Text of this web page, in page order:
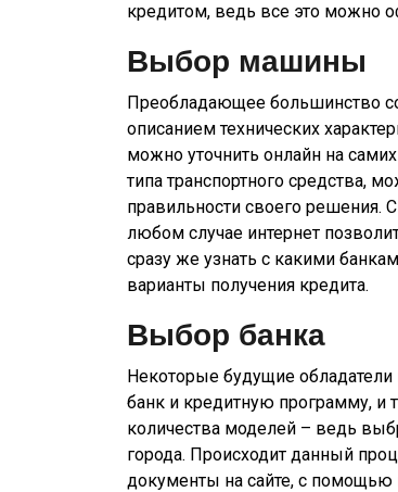
кредитом, ведь все это можно
Выбор машины
Преобладающее большинство
описанием технических
можно уточнить онлайн на
типа транспортного средства,
правильности своего решения.
любом случае интернет
сразу же узнать с какими
варианты получения кредита.
Выбор банка
Некоторые будущие
банк и кредитную программу, и
количества моделей – ведь
города. Происходит данный
документы на сайте, с помощью